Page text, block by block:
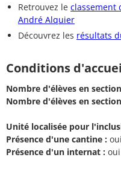
Retrouvez le classement
André Alquier
Découvrez les résultats
Conditions
Nombre d'élèves en
Nombre d'élèves en
Unité localisée pour
Présence d'une cantine : oui
Présence d'un internat : oui